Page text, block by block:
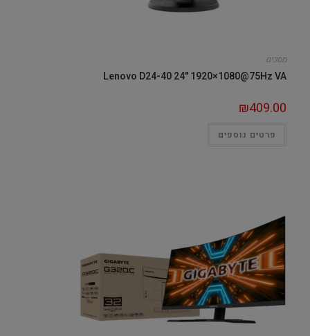
מסכים
Lenovo D24-40 24" 1920×1080@75Hz VA
₪409.00
פרטים נוספים